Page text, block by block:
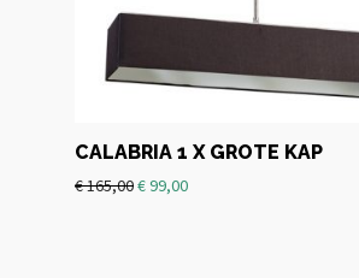
CALABRIA 1 X GROTE KAP
€165,00€99,00